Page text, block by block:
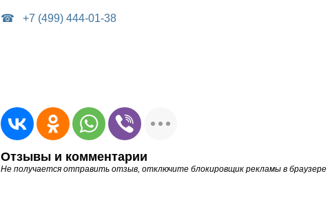
+7 (499) 444-01-38
Отзывы и комментарии
Не получается отправить отзыв, отключите блокировщик рекламы в браузере